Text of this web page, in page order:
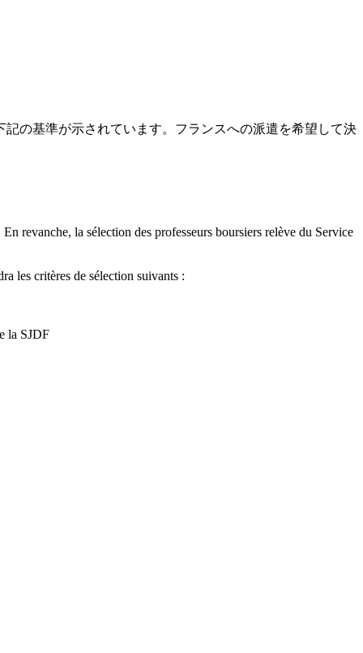
の基準が示されています。フランスへの派遣を希望して決
revanche, la sélection des professeurs boursiers relève du Service
les critères de sélection suivants :
la SJDF